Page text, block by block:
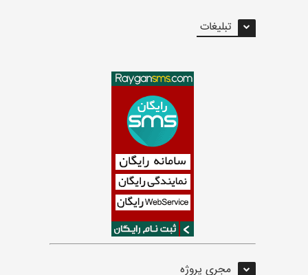
تبلیغات
مجری پروژه